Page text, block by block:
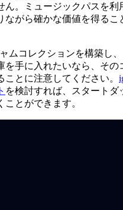
ん。ミュージックパスを利
ながら確かな価値を得るこ
ムコレクションを構築し
を手に入れたいなら、その
とに注意してください。
を検討すれば、スタートダ
とができます。